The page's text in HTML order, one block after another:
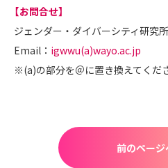
【お問合せ】
ジェンダー・ダイバーシティ研究所
Email： igwwu(a)wayo.ac.jp
※(a)の部分を＠に置き換えてくだ
前のページ